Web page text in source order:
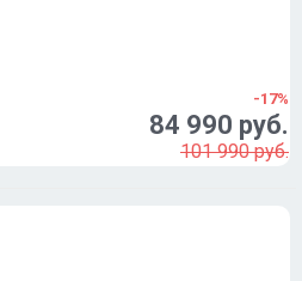
-17%
84 990 руб.
101 990 руб.